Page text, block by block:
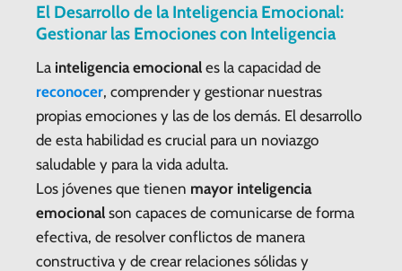
El Desarrollo de la Inteligencia Emocional:
Gestionar las Emociones con Inteligencia
La inteligencia emocional es la capacidad de
reconocer, comprender y gestionar nuestras
propias emociones y las de los demás. El desarrollo
de esta habilidad es crucial para un noviazgo
saludable y para la vida adulta.
Los jóvenes que tienen mayor inteligencia
emocional son capaces de comunicarse de forma
efectiva, de resolver conflictos de manera
constructiva y de crear relaciones sólidas y